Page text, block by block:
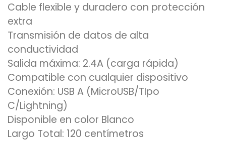
Cable flexible y duradero con protección
extra
Transmisión de datos de alta
conductividad
Salida máxima: 2.4A (carga rápida)
Compatible con cualquier dispositivo
Conexión: USB A (MicroUSB/TIpo
C/Lightning)
Disponible en color Blanco
Largo Total: 120 centímetros